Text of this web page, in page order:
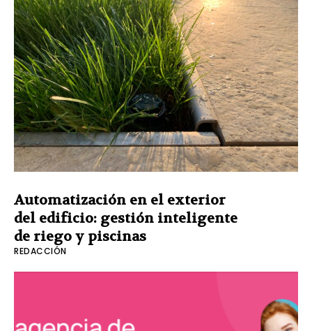
Automatización en el exterior
del edificio: gestión inteligente
de riego y piscinas
REDACCIÓN